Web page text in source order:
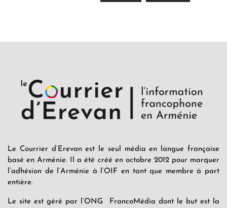
Le Courrier d’Erevan est le seul média en langue française
basé en Arménie. Il a été créé en octobre 2012 pour marquer
l’adhésion de l’Arménie à l’OIF en tant que membre à part
entière.
Le site est géré par l’ONG FrancoMédia dont le but est la